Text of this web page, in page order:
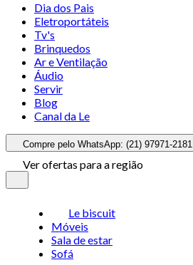
Dia dos Pais
Eletroportáteis
Tv's
Brinquedos
Ar e Ventilação
Áudio
Servir
Blog
Canal da Le
Compre pelo WhatsApp: (21) 97971-2181
Ver ofertas para a região
Le biscuit
Móveis
Sala de estar
Sofá